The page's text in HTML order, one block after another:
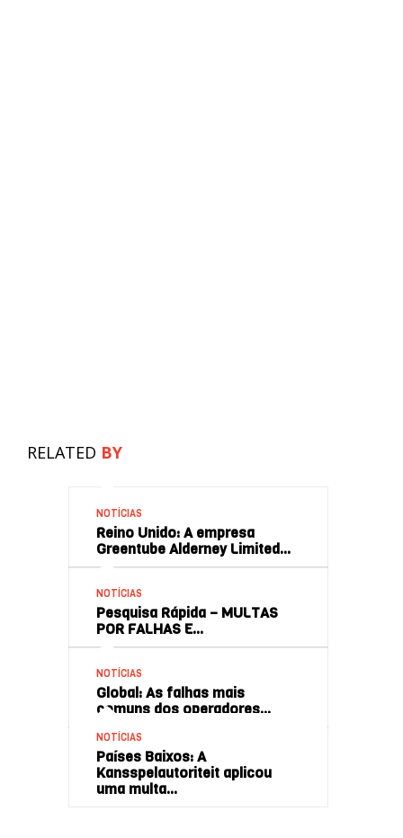
RELATED BY
NOTÍCIAS
Reino Unido: A empresa
Greentube Alderney Limited…
NOTÍCIAS
Pesquisa Rápida – MULTAS
POR FALHAS E…
NOTÍCIAS
Global: As falhas mais
comuns dos operadores…
NOTÍCIAS
Países Baixos: A
Kansspelautoriteit aplicou
uma multa…